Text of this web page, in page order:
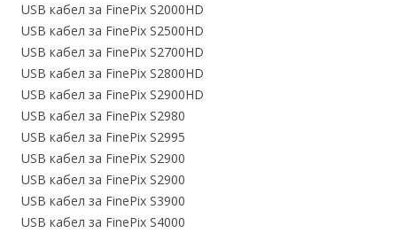
USB кабел за FinePix S2000HD
USB кабел за FinePix S2500HD
USB кабел за FinePix S2700HD
USB кабел за FinePix S2800HD
USB кабел за FinePix S2900HD
USB кабел за FinePix S2980
USB кабел за FinePix S2995
USB кабел за FinePix S2900
USB кабел за FinePix S2900
USB кабел за FinePix S3900
USB кабел за FinePix S4000